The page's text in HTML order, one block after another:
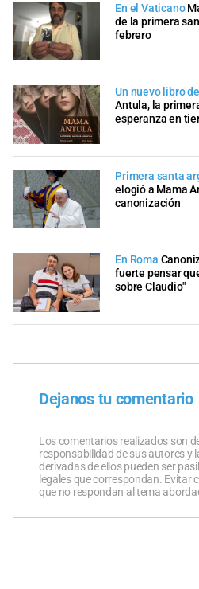
En el Vaticano
de la primera
febrero
Un nuevo libro
Antula, la
esperanza en
Primera santa
elogió a Mama
canonización
En Roma
fuerte pensar
sobre Claudio"
Dejanos tu comentario
Los comentarios realizados son
responsabilidad de sus autores y
derivadas de ellos pueden ser
legales que correspondan. Evitar
que no respondan al tema